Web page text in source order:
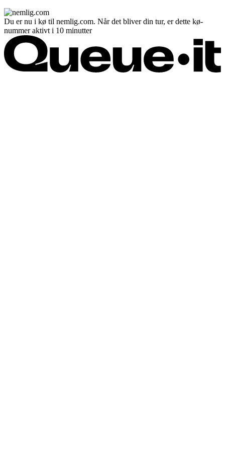
Du er nu i kø til nemlig.com. Når det bliver din tur, er dette kø-
nummer aktivt i 10 minutter